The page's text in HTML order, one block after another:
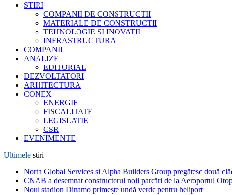
STIRI
COMPANII DE CONSTRUCTII
MATERIALE DE CONSTRUCTII
TEHNOLOGIE SI INOVATII
INFRASTRUCTURA
COMPANII
ANALIZE
EDITORIAL
DEZVOLTATORI
ARHITECTURA
CONEX
ENERGIE
FISCALITATE
LEGISLATIE
CSR
EVENIMENTE
Ultimele stiri
North Global Services și Alpha Builders Group pregătesc două
CNAB a desemnat constructorul noii parcări de la Aeroportul
Noul stadion Dinamo primește undă verde pentru heliport